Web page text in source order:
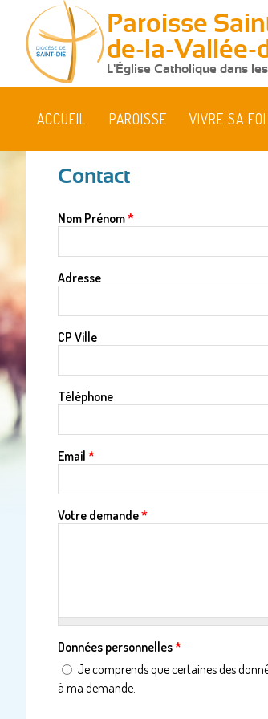
Paroisse
de-la-Vallée-
L'Église Catholique dans
ACCUEIL PAROISSE VIVRE SA FOI
êtes
ici
Contact
Nom Prénom*
Adresse
CP Ville
Téléphone
Email *
Votre demande*
Données personnelles*
Je comprends que certaines des
à ma demande.